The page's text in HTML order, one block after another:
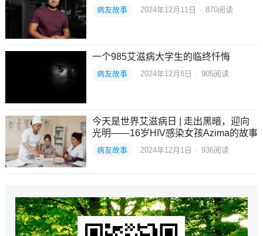
病友故事 2024年12月11日 · 870阅读
一个985艾滋病大学生的临终忏悔
病友故事 2024年12月8日 · 905阅读
今天是世界艾滋病日 | 走出黑暗，迎向
光明——16岁HIV感染女孩Azima的故事
病友故事 2024年12月1日 · 936阅读